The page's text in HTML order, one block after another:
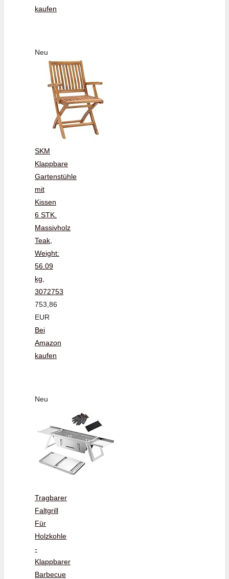
kaufen
Neu
SKM
Klappbare
Gartenstühle
mit
Kissen
6 STK.
Massivholz
Teak,
Weight:
56.09
kg,
3072753
753,86
EUR
Bei
Amazon
kaufen
Neu
Tragbarer
Faltgrill
Für
Holzkohle
-
Klappbarer
Barbecue